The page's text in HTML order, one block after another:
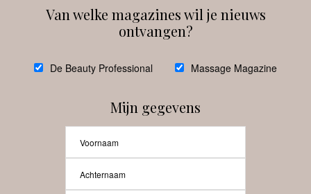
debeautyprofessional
Van welke magazines wil je nieuws
ontvangen?
De Beauty Professional Massage Magazine
Mijn gegevens